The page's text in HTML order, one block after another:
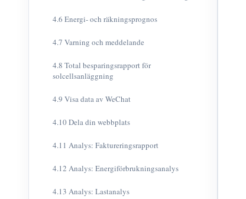
4.6 Energi- och räkningsprognos
4.7 Varning och meddelande
4.8 Total besparingsrapport för
solcellsanläggning
4.9 Visa data av WeChat
4.10 Dela din webbplats
4.11 Analys: Faktureringsrapport
4.12 Analys: Energiförbrukningsanalys
4.13 Analys: Lastanalys